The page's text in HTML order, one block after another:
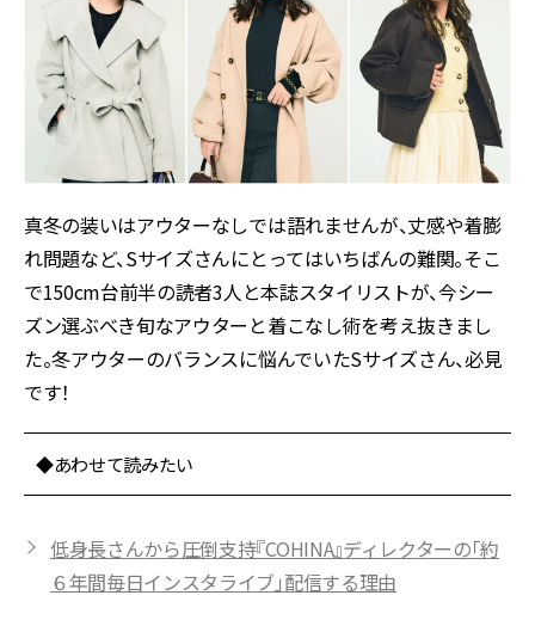
真冬の装いはアウターなしでは語れませんが、丈感や着膨
れ問題など、Sサイズさんにとってはいちばんの難関。そこ
で150cm台前半の読者3人と本誌スタイリストが、今シー
ズン選ぶべき旬なアウターと着こなし術を考え抜きまし
た。冬アウターのバランスに悩んでいたSサイズさん、必見
です！
◆あわせて読みたい
低身長さんから圧倒支持『COHINA』ディレクターの「約
６年間毎日インスタライブ」配信する理由